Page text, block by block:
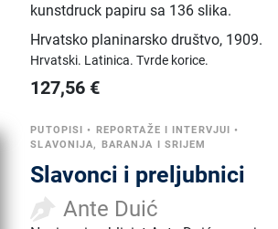
kunstdruck papiru sa 136 slika.
Hrvatsko planinarsko društvo, 1909.
Hrvatski. Latinica.Tvrde korice.
127,56 €
PUTOPISI • REPORTAŽE I INTERVJUI •
SLAVONIJA, BARANJA I SRIJEM
Slavonci i preljubnici
Ante Duić